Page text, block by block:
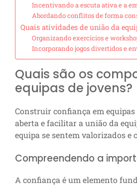
Incentivando a escuta ativa e a
Abordando conflitos de forma
Quais atividades de união da
Organizando exercícios e
Incorporando jogos divertidos e
Quais são os
equipas de jovens?
Construir confiança em
aberta e facilitar a união da
equipa se sentem valorizados e
Compreendendo a
A confiança é um elemento